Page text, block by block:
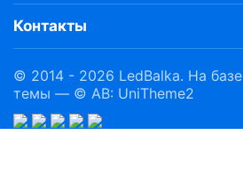
Контакты
© 2014 - 2026 LedBalka. На базе
темы — © AB: UniTheme2